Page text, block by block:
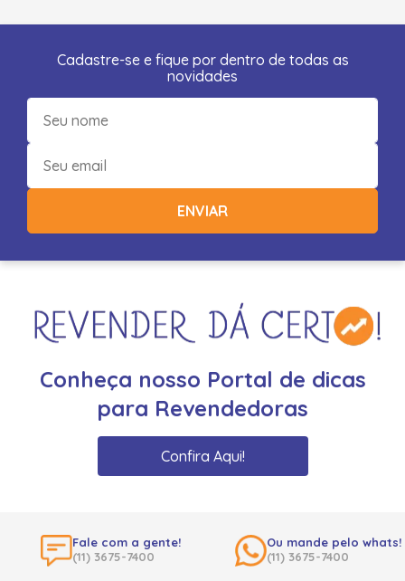
Cadastre-se e fique por dentro de todas as
novidades
ENVIAR
Conheça nosso Portal de dicas
para Revendedoras
Confira Aqui!
Fale com a gente!
(11) 3675-7400
Ou mande pelo whats!
(11) 3675-7400